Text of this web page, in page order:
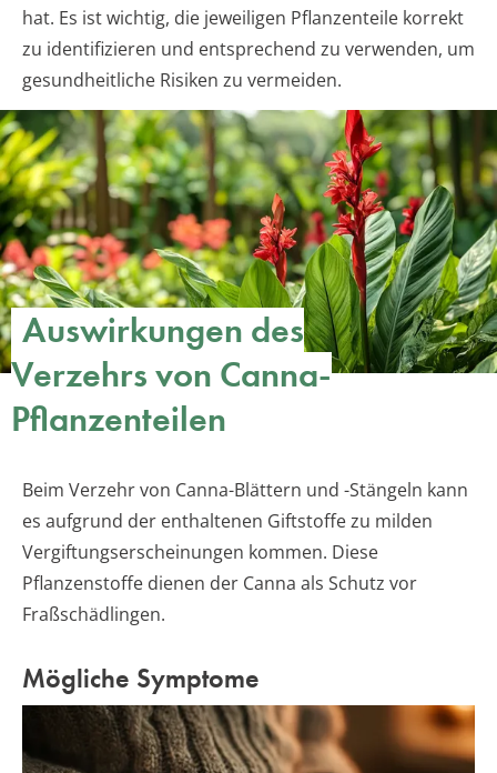
hat. Es ist wichtig, die jeweiligen Pflanzenteile korrekt
zu identifizieren und entsprechend zu verwenden, um
gesundheitliche Risiken zu vermeiden.
Auswirkungen des
Verzehrs von Canna-
Pflanzenteilen
Beim Verzehr von Canna-Blättern und -Stängeln kann
es aufgrund der enthaltenen Giftstoffe zu milden
Vergiftungserscheinungen kommen. Diese
Pflanzenstoffe dienen der Canna als Schutz vor
Fraßschädlingen.
Mögliche Symptome